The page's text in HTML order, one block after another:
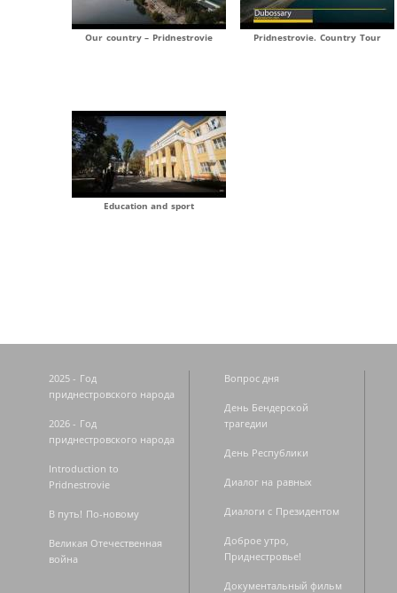
Our country – Pridnestrovie Pridnestrovie. Country Tour
Education and sport
2025 - Год
приднестровского народа
2026 - Год
приднестровского народа
Introduction to
Pridnestrovie
В путь! По-новому
Великая Отечественная
война
Вопрос дня
День Бендерской
трагедии
День Республики
Диалог на равных
Диалоги с Президентом
Доброе утро,
Приднестровье!
Документальный фильм